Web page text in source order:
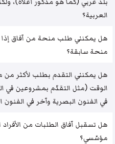
العربية؟
هل يمكنني طلب منحة من آفاق
منحة سابقة؟
هل يمكنني التقدم بطلب لأكثر
الوقت (مثل التقدّم بمشروعين في
في الفنون البصرية وآخر في الفنون
هل تسقبل آفاق الطلبات من
مؤسّسي؟